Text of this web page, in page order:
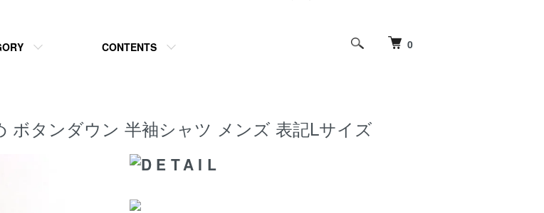
0
CONTENTS
ボタンダウン 半袖シャツ メンズ 表記Lサイズ